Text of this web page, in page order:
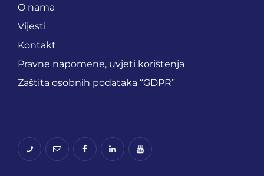
O nama
Vijesti
Kontakt
Pravne napomene, uvjeti korištenja
Zaštita osobnih podataka “GDPR”